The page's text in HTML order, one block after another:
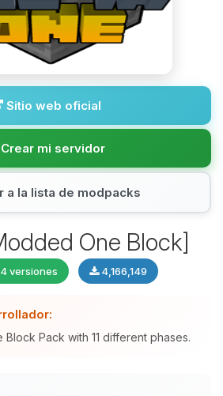
Sitio web oficial
Crear mi servidor
a la lista de modpacks
One Block]
versiones 4,166,149
Pack with 11 different phases.
fin alguien con quien